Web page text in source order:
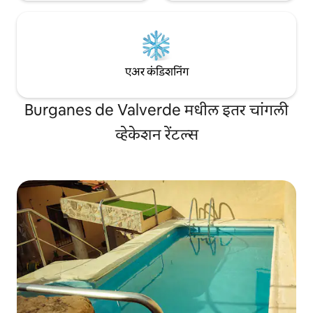
एअर कंडिशनिंग
Burganes de Valverde मधील इतर चांगली
व्हेकेशन रेंटल्स